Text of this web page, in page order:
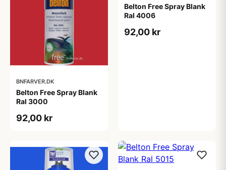
BNFARVER.DK
Belton Free Spray Blank
Ral 3000
92,00 kr
Belton Free Spray Blank
Ral 4006
92,00 kr